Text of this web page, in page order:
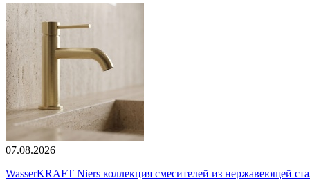
07.08.2026
WasserKRAFT Niers коллекция смесителей из нержавеющей